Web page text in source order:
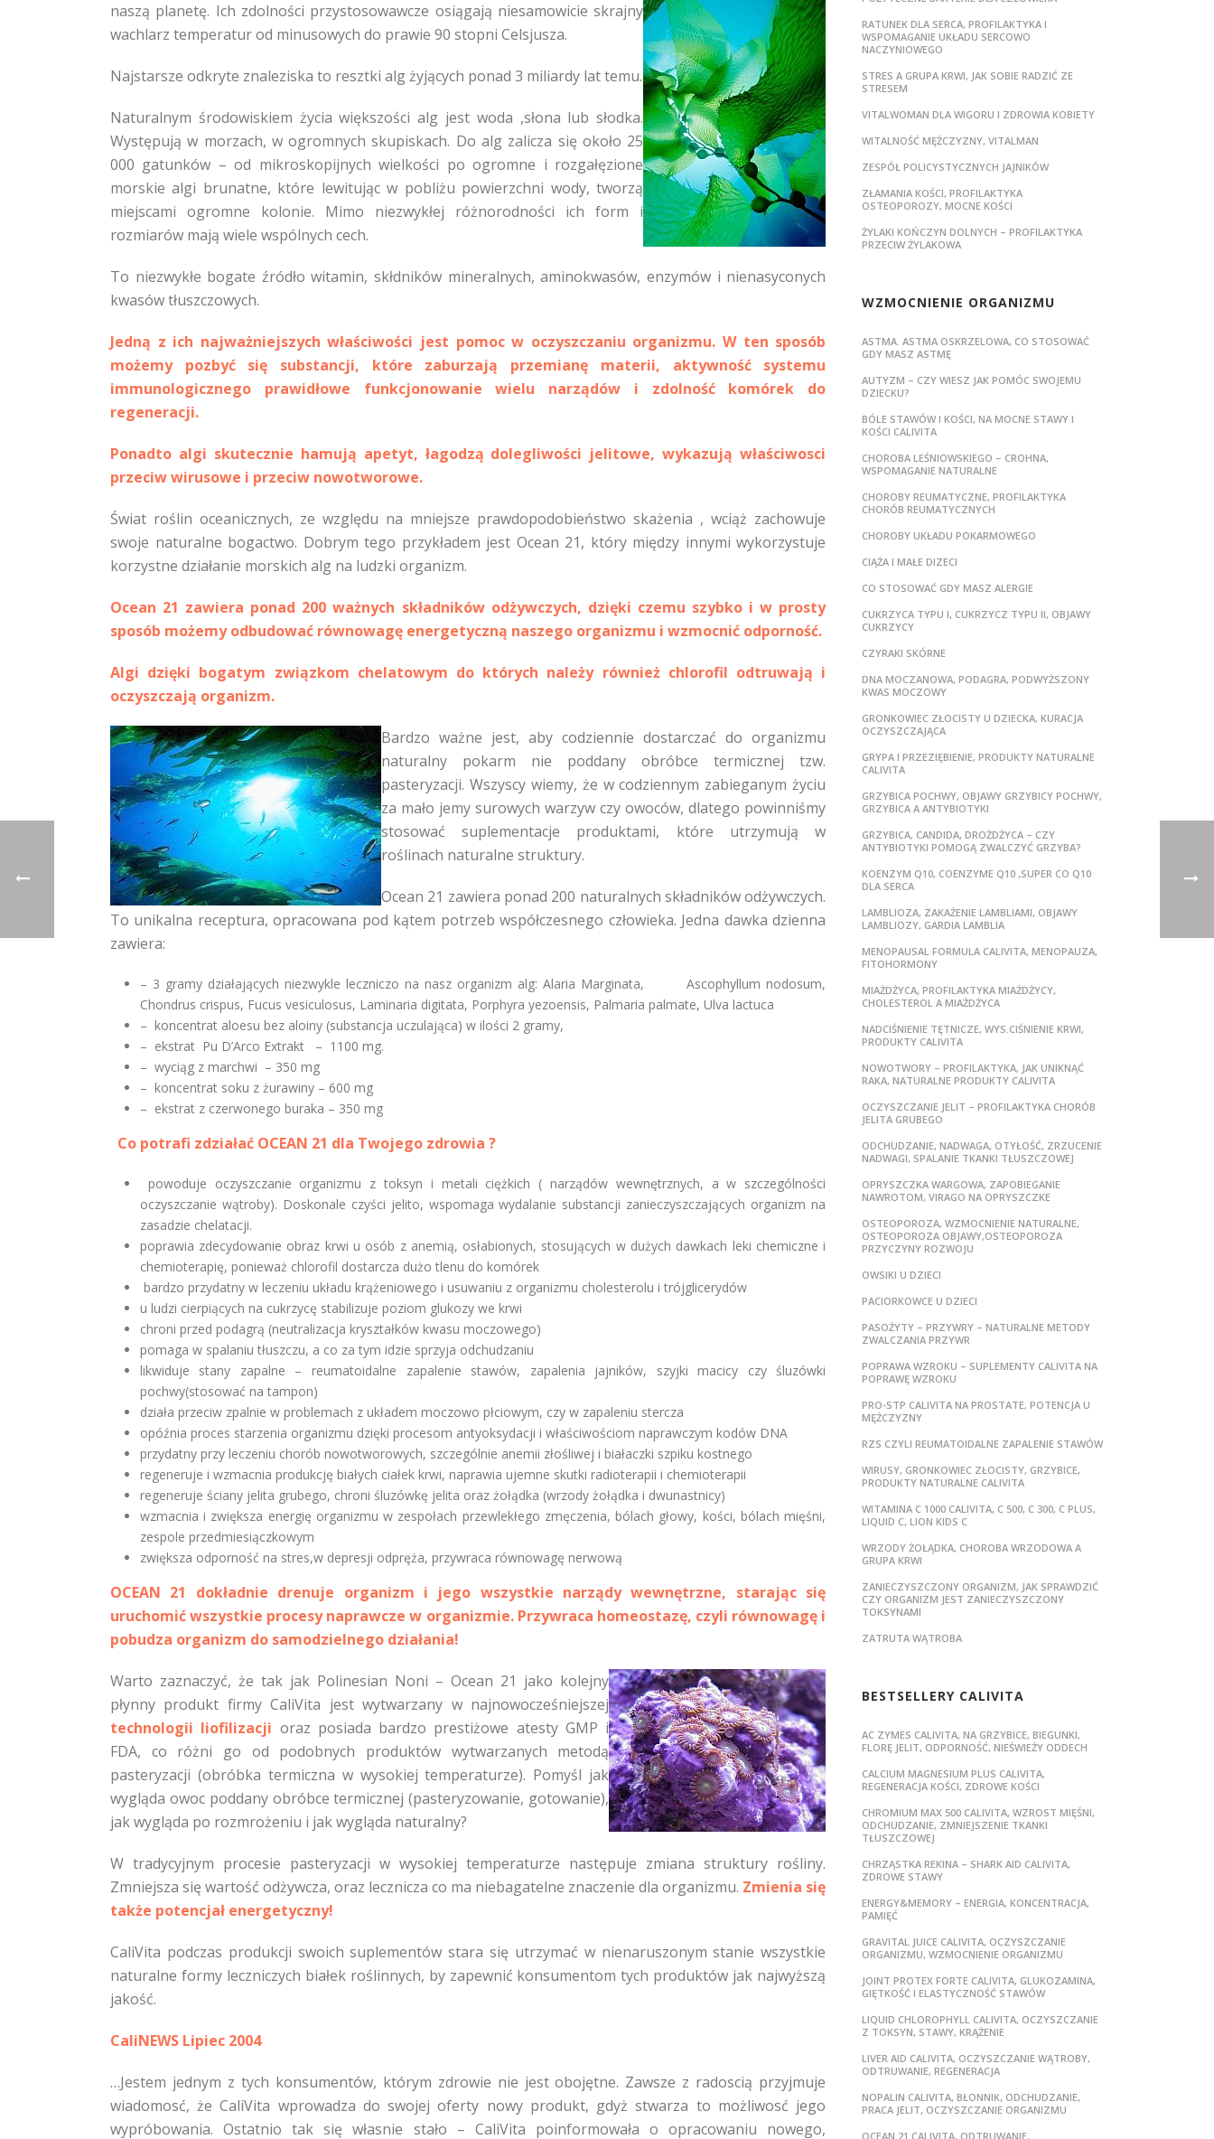
naszą planetę. Ich zdolności przystosowawcze osiągają niesamowicie skrajny
wachlarz temperatur od minusowych do prawie 90 stopni Celsjusza.
Najstarsze odkryte znaleziska to resztki alg żyjących ponad 3 miliardy lat temu.
Naturalnym środowiskiem życia większości alg jest woda ,słona lub słodka.
Występują w morzach, w ogromnych skupiskach. Do alg zalicza się około 25
000 gatunków – od mikroskopijnych wielkości po ogromne i rozgałęzione
morskie algi brunatne, które lewitując w pobliżu powierzchni wody, tworzą
miejscami ogromne kolonie. Mimo niezwykłej różnorodności ich form i
rozmiarów mają wiele wspólnych cech.
To niezwykłe bogate źródło witamin, skłdników mineralnych, aminokwasów, enzymów i nienasyconych
kwasów tłuszczowych.
Jedną z ich najważniejszych właściwości jest pomoc w oczyszczaniu organizmu. W ten sposób
możemy pozbyć się substancji, które zaburzają przemianę materii, aktywność systemu
immunologicznego prawidłowe funkcjonowanie wielu narządów i zdolność komórek do
regeneracji.
Ponadto algi skutecznie hamują apetyt, łagodzą dolegliwości jelitowe, wykazują właściwosci
przeciw wirusowe i przeciw nowotworowe.
Świat roślin oceanicznych, ze względu na mniejsze prawdopodobieństwo skażenia , wciąż zachowuje
swoje naturalne bogactwo. Dobrym tego przykładem jest Ocean 21, który między innymi wykorzystuje
korzystne działanie morskich alg na ludzki organizm.
Ocean 21 zawiera ponad 200 ważnych składników odżywczych, dzięki czemu szybko i w prosty
sposób możemy odbudować równowagę energetyczną naszego organizmu i wzmocnić odporność.
Algi dzięki bogatym związkom chelatowym do których należy również chlorofil odtruwają i
oczyszczają organizm.
Bardzo ważne jest, aby codziennie dostarczać do organizmu
naturalny pokarm nie poddany obróbce termicznej tzw.
pasteryzacji. Wszyscy wiemy, że w codziennym zabieganym życiu
za mało jemy surowych warzyw czy owoców, dlatego powinniśmy
stosować suplementacje produktami, które utrzymują w
roślinach naturalne struktury.
Ocean 21 zawiera ponad 200 naturalnych składników odżywczych.
To unikalna receptura, opracowana pod kątem potrzeb współczesnego człowieka. Jedna dawka dzienna
zawiera:
– 3 gramy działających niezwykle leczniczo na nasz organizm alg: Alaria Marginata, Ascophyllum nodosum,
Chondrus crispus, Fucus vesiculosus, Laminaria digitata, Porphyra yezoensis, Palmaria palmate, Ulva lactuca
– koncentrat aloesu bez aloiny (substancja uczulająca) w ilości 2 gramy,
– ekstrat Pu D’Arco Extrakt – 1100 mg.
– wyciąg z marchwi – 350 mg
– koncentrat soku z żurawiny – 600 mg
– ekstrat z czerwonego buraka – 350 mg
Co potrafi zdziałać OCEAN 21 dla Twojego zdrowia ?
powoduje oczyszczanie organizmu z toksyn i metali ciężkich ( narządów wewnętrznych, a w szczególności
oczyszczanie wątroby). Doskonale czyści jelito, wspomaga wydalanie substancji zanieczyszczających organizm na
zasadzie chelatacji.
poprawia zdecydowanie obraz krwi u osób z anemią, osłabionych, stosujących w dużych dawkach leki chemiczne i
chemioterapię, ponieważ chlorofil dostarcza dużo tlenu do komórek
bardzo przydatny w leczeniu układu krążeniowego i usuwaniu z organizmu cholesterolu i trójglicerydów
u ludzi cierpiących na cukrzycę stabilizuje poziom glukozy we krwi
chroni przed podagrą (neutralizacja kryształków kwasu moczowego)
pomaga w spalaniu tłuszczu, a co za tym idzie sprzyja odchudzaniu
likwiduje stany zapalne – reumatoidalne zapalenie stawów, zapalenia jajników, szyjki macicy czy śluzówki
pochwy(stosować na tampon)
działa przeciw zpalnie w problemach z układem moczowo płciowym, czy w zapaleniu stercza
opóźnia proces starzenia organizmu dzięki procesom antyoksydacji i właściwościom naprawczym kodów DNA
przydatny przy leczeniu chorób nowotworowych, szczególnie anemii złośliwej i białaczki szpiku kostnego
regeneruje i wzmacnia produkcję białych ciałek krwi, naprawia ujemne skutki radioterapii i chemioterapii
regeneruje ściany jelita grubego, chroni śluzówkę jelita oraz żołądka (wrzody żołądka i dwunastnicy)
wzmacnia i zwiększa energię organizmu w zespołach przewlekłego zmęczenia, bólach głowy, kości, bólach mięśni,
zespole przedmiesiączkowym
zwiększa odporność na stres,w depresji odpręża, przywraca równowagę nerwową
OCEAN 21 dokładnie drenuje organizm i jego wszystkie narządy wewnętrzne, starając się
uruchomić wszystkie procesy naprawcze w organizmie. Przywraca homeostazę, czyli równowagę i
pobudza organizm do samodzielnego działania!
Warto zaznaczyć, że tak jak Polinesian Noni – Ocean 21 jako kolejny
płynny produkt firmy CaliVita jest wytwarzany w najnowocześniejszej
technologii liofilizacji oraz posiada bardzo prestiżowe atesty GMP i
FDA, co różni go od podobnych produktów wytwarzanych metodą
pasteryzacji (obróbka termiczna w wysokiej temperaturze). Pomyśl jak
wygląda owoc poddany obróbce termicznej (pasteryzowanie, gotowanie),
jak wygląda po rozmrożeniu i jak wygląda naturalny?
W tradycyjnym procesie pasteryzacji w wysokiej temperaturze następuje zmiana struktury rośliny.
Zmniejsza się wartość odżywcza, oraz lecznicza co ma niebagatelne znaczenie dla organizmu. Zmienia się
także potencjał energetyczny!
CaliVita podczas produkcji swoich suplementów stara się utrzymać w nienaruszonym stanie wszystkie
naturalne formy leczniczych białek roślinnych, by zapewnić konsumentom tych produktów jak najwyższą
jakość.
CaliNEWS Lipiec 2004
…Jestem jednym z tych konsumentów, którym zdrowie nie jest obojętne. Zawsze z radoscią przyjmuje
wiadomosć, że CaliVita wprowadza do swojej oferty nowy produkt, gdyż stwarza to możliwosć jego
wypróbowania. Ostatnio tak się własnie stało – CaliVita poinformowała o opracowaniu nowego,
RATUNEK DLA SERCA, PROFILAKTYKA I
WSPOMAGANIE UKŁADU SERCOWO
NACZYNIOWEGO
STRES A GRUPA KRWI, JAK SOBIE RADZIĆ ZE
STRESEM
VITALWOMAN DLA WIGORU I ZDROWIA KOBIETY
WITALNOŚĆ MĘŻCZYZNY, VITALMAN
ZESPÓŁ POLICYSTYCZNYCH JAJNIKÓW
ZŁAMANIA KOŚCI, PROFILAKTYKA
OSTEOPOROZY, MOCNE KOŚCI
ŻYLAKI KOŃCZYN DOLNYCH – PROFILAKTYKA
PRZECIW ŻYLAKOWA
WZMOCNIENIE ORGANIZMU
ASTMA. ASTMA OSKRZELOWA, CO STOSOWAĆ
GDY MASZ ASTMĘ
AUTYZM – CZY WIESZ JAK POMÓC SWOJEMU
DZIECKU?
BÓLE STAWÓW I KOŚCI, NA MOCNE STAWY I
KOŚCI CALIVITA
CHOROBA LEŚNIOWSKIEGO – CROHNA,
WSPOMAGANIE NATURALNE
CHOROBY REUMATYCZNE, PROFILAKTYKA
CHORÓB REUMATYCZNYCH
CHOROBY UKŁADU POKARMOWEGO
CIĄŻA I MAŁE DIZECI
CO STOSOWAĆ GDY MASZ ALERGIE
CUKRZYCA TYPU I, CUKRZYCZ TYPU II, OBJAWY
CUKRZYCY
CZYRAKI SKÓRNE
DNA MOCZANOWA, PODAGRA, PODWYŻSZONY
KWAS MOCZOWY
GRONKOWIEC ZŁOCISTY U DZIECKA, KURACJA
OCZYSZCZAJĄCA
GRYPA I PRZEZIĘBIENIE, PRODUKTY NATURALNE
CALIVITA
GRZYBICA POCHWY, OBJAWY GRZYBICY POCHWY,
GRZYBICA A ANTYBIOTYKI
GRZYBICA, CANDIDA, DROŻDŻYCA – CZY
ANTYBIOTYKI POMOGĄ ZWALCZYĆ GRZYBA?
KOENZYM Q10, COENZYME Q10 ,SUPER CO Q10
DLA SERCA
LAMBLIOZA, ZAKAŻENIE LAMBLIAMI, OBJAWY
LAMBLIOZY, GARDIA LAMBLIA
MENOPAUSAL FORMULA CALIVITA, MENOPAUZA,
FITOHORMONY
MIAŻDŻYCA, PROFILAKTYKA MIAŻDŻYCY,
CHOLESTEROL A MIAŻDŻYCA
NADCIŚNIENIE TĘTNICZE, WYS.CIŚNIENIE KRWI,
PRODUKTY CALIVITA
NOWOTWORY – PROFILAKTYKA, JAK UNIKNĄĆ
RAKA, NATURALNE PRODUKTY CALIVITA
OCZYSZCZANIE JELIT – PROFILAKTYKA CHORÓB
JELITA GRUBEGO
ODCHUDZANIE, NADWAGA, OTYŁOŚĆ, ZRZUCENIE
NADWAGI, SPALANIE TKANKI TŁUSZCZOWEJ
OPRYSZCZKA WARGOWA, ZAPOBIEGANIE
NAWROTOM, VIRAGO NA OPRYSZCZKE
OSTEOPOROZA, WZMOCNIENIE NATURALNE,
OSTEOPOROZA OBJAWY,OSTEOPOROZA
PRZYCZYNY ROZWOJU
OWSIKI U DZIECI
PACIORKOWCE U DZIECI
PASOŻYTY – PRZYWRY – NATURALNE METODY
ZWALCZANIA PRZYWR
POPRAWA WZROKU – SUPLEMENTY CALIVITA NA
POPRAWĘ WZROKU
PRO-STP CALIVITA NA PROSTATE, POTENCJA U
MĘŻCZYZNY
RZS CZYLI REUMATOIDALNE ZAPALENIE STAWÓW
WIRUSY, GRONKOWIEC ZŁOCISTY, GRZYBICE,
PRODUKTY NATURALNE CALIVITA
WITAMINA C 1000 CALIVITA, C 500, C 300, C PLUS,
LIQUID C, LION KIDS C
WRZODY ŻOŁĄDKA, CHOROBA WRZODOWA A
GRUPA KRWI
ZANIECZYSZCZONY ORGANIZM, JAK SPRAWDZIĆ
CZY ORGANIZM JEST ZANIECZYSZCZONY
TOKSYNAMI
ZATRUTA WĄTROBA
BESTSELLERY CALIVITA
AC ZYMES CALIVITA, NA GRZYBICE, BIEGUNKI,
FLORĘ JELIT, ODPORNOŚĆ, NIEŚWIEŻY ODDECH
CALCIUM MAGNESIUM PLUS CALIVITA,
REGENERACJA KOŚCI, ZDROWE KOŚCI
CHROMIUM MAX 500 CALIVITA, WZROST MIĘŚNI,
ODCHUDZANIE, ZMNIEJSZENIE TKANKI
TŁUSZCZOWEJ
CHRZĄSTKA REKINA – SHARK AID CALIVITA,
ZDROWE STAWY
ENERGY&MEMORY – ENERGIA, KONCENTRACJA,
PAMIĘĆ
GRAVITAL JUICE CALIVITA, OCZYSZCZANIE
ORGANIZMU, WZMOCNIENIE ORGANIZMU
JOINT PROTEX FORTE CALIVITA, GLUKOZAMINA,
GIĘTKOŚĆ I ELASTYCZNOŚĆ STAWÓW
LIQUID CHLOROPHYLL CALIVITA, OCZYSZCZANIE
Z TOKSYN, STAWY, KRĄŻENIE
LIVER AID CALIVITA, OCZYSZCZANIE WĄTROBY,
ODTRUWANIE, REGENERACJA
NOPALIN CALIVITA, BŁONNIK, ODCHUDZANIE,
PRACA JELIT, OCZYSZCZANIE ORGANIZMU
OCEAN 21 CALIVITA, ODTRUWANIE,